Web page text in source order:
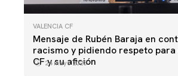
VALENCIA CF
Mensaje de Rubén Baraja en
racismo y pidiendo respeto para
CF y su afición
24 mayo 2023